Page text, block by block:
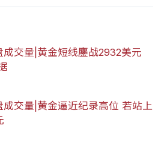
交量|黄金短线鏖战2932美元
成交量|黄金逼近纪录高位 若站上